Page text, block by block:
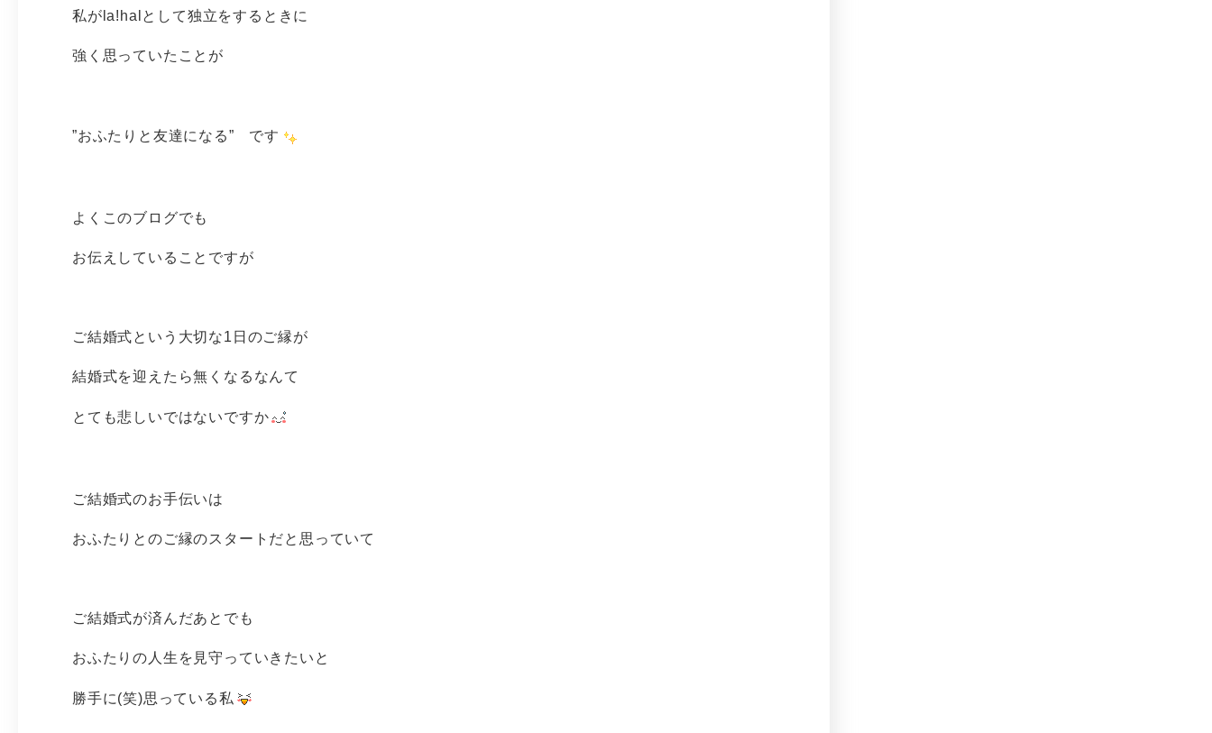
私がla!halとして独立をするときに
強く思っていたことが
”おふたりと友達になる” です
よくこのブログでも
お伝えしていることですが
ご結婚式という大切な1日のご縁が
結婚式を迎えたら無くなるなんて
とても悲しいではないですか
ご結婚式のお手伝いは
おふたりとのご縁のスタートだと思っていて
ご結婚式が済んだあとでも
おふたりの人生を見守っていきたいと
勝手に(笑)思っている私